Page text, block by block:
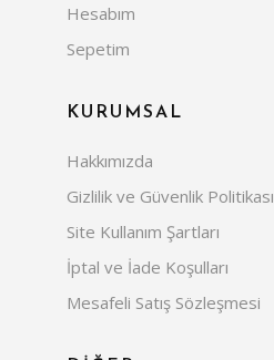
Hesabım
Sepetim
KURUMSAL
Hakkımızda
Gizlilik ve Güvenlik Politikası
Site Kullanım Şartları
İptal ve İade Koşulları
Mesafeli Satış Sözleşmesi